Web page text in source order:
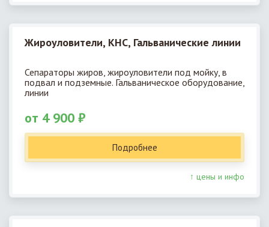
Жироуловители, КНС, Гальванические линии
Сепараторы жиров, жироуловители под мойку, в
подвал и подземные. Гальваническое оборудование,
линии
от 4 900 ₽
Подробнее
↑ цены и инфо